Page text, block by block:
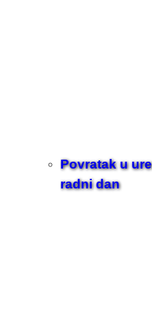
Povratak u
radni dan